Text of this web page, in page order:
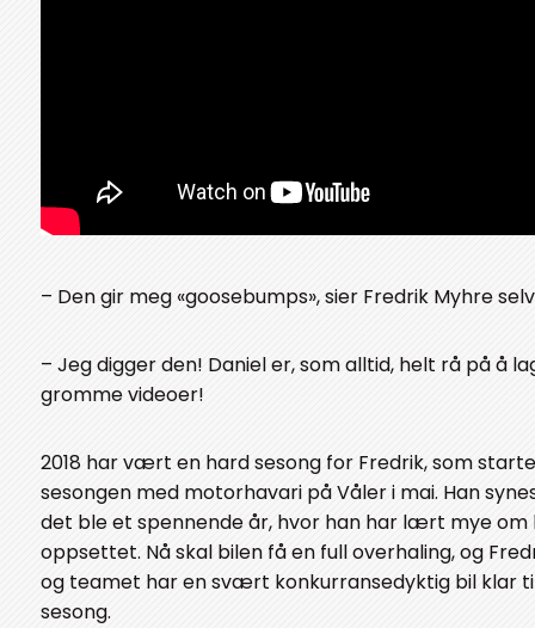
– Den gir meg «goosebumps», sier Fredrik Myhre
– Jeg digger den! Daniel er, som alltid, helt rå på å
gromme videoer!
2018 har vært en hard sesong for Fredrik, som
sesongen med motorhavari på Våler i mai. Han
det ble et spennende år, hvor han har lært mye om
oppsettet. Nå skal bilen få en full overhaling, og
og teamet har en svært konkurransedyktig bil klar
sesong.